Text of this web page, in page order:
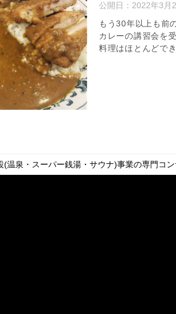
公開日： 2022年3月
もう30年以上も前
カレーの講習会を
料理はほとんどで
温泉・スーパー銭湯・サウナ)事業の専門コ